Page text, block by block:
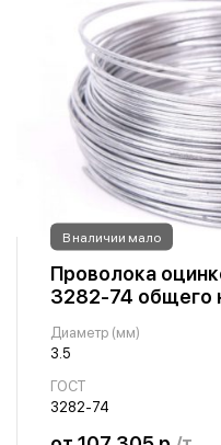
В наличии мало
Проволока
3282-74 общего
Диаметр (мм)
3.5
ГОСТ
3282-74